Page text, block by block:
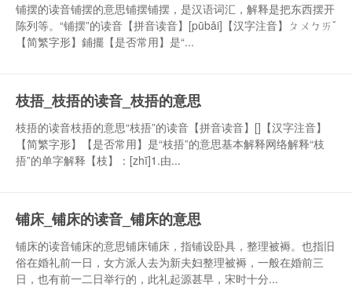
铺摆的读音铺摆的意思铺摆铺摆，是汉语词汇，解释是把东西摆开
陈列等。“铺摆”的读音【拼音读音】[pūbǎi]【汉字注音】ㄆㄨㄅㄞˇ
【简繁字形】鋪擺【是否常用】是“...
枝捂_枝捂的读音_枝捂的意思
枝捂的读音枝捂的意思“枝捂”的读音【拼音读音】[]【汉字注音】
【简繁字形】【是否常用】是“枝捂”的意思基本解释网络解释“枝
捂”的单字解释【枝】：[zhī]1.由...
铺床_铺床的读音_铺床的意思
铺床的读音铺床的意思铺床铺床，指铺设卧具，整理被褥。也指旧
俗在婚礼前一日，女方派人去为新夫妇整理被褥，一般在婚前三
日，也有前一二日举行的，此礼起源甚早，宋时十分...